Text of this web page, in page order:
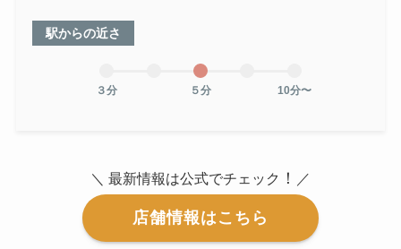
駅からの近さ
３分 ５分 10分〜
＼ 最新情報は公式でチェック ！ ／
店舗情報はこちら